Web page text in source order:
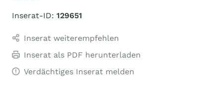
Inserat-ID: 129651
Inserat weiterempfehlen
Inserat als PDF herunterladen
Verdächtiges Inserat melden